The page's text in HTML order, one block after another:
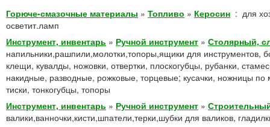
Горюче-смазочные материалы » Топливо » Керосин : для
осветит.ламп
Инструмент, инвентарь » Ручной инструмент » Столярный,
напильники,рашпили,молотки,топоры,ящики для инструментов,
клещи, кувалды, ножовки, отвертки, плоскогубцы, рубанки,
накидные, разводные, рожковые, торцевые; кусачки, ножницы
тиски, тонкогубцы, топоры
Инструмент, инвентарь » Ручной инструмент »
валики,ванночки,кисти,шпатели,терки,шубки для валиков,